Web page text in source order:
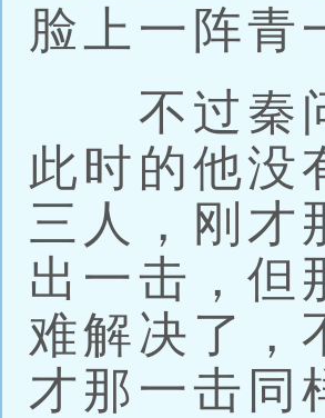
脸上一阵青
不过秦问
此时的他没
三人，刚才
出一击，但
难解决了，
才那一击同